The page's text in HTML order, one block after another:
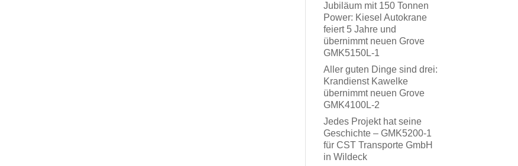
Jubiläum mit 150 Tonnen
Power: Kiesel Autokrane
feiert 5 Jahre und
übernimmt neuen Grove
GMK5150L-1
Aller guten Dinge sind drei:
Krandienst Kawelke
übernimmt neuen Grove
GMK4100L-2
Jedes Projekt hat seine
Geschichte – GMK5200-1
für CST Transporte GmbH
in Wildeck